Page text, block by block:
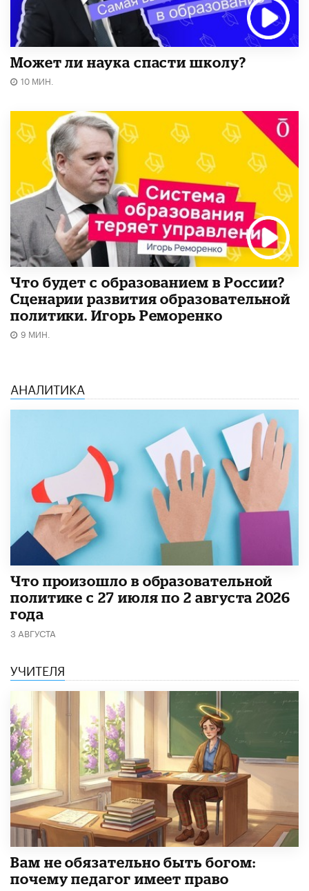
Может ли наука спасти школу?
10 МИН.
Что будет с образованием в России?
Сценарии развития образовательной
политики. Игорь Реморенко
9 МИН.
АНАЛИТИКА
​Что произошло в образовательной
политике с 27 июля по 2 августа 2026
года
3 АВГУСТА
УЧИТЕЛЯ
​Вам не обязательно быть богом:
почему педагог имеет право